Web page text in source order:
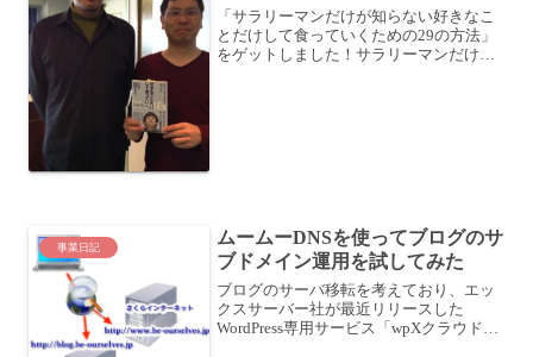
ット (初のサイン付)
「サラリーマンだけが知らない好きなこ
とだけして食っていくための29の方法」
をゲットしました！サラリーマンだけが
事業日記
ムームーDNSを使ってブログのサ
ブドメイン運用を試してみた
ブログのサーバ移転を考えており、エッ
クスサーバー社が最近リリースした
WordPress専用サービス「wpXクラウド」